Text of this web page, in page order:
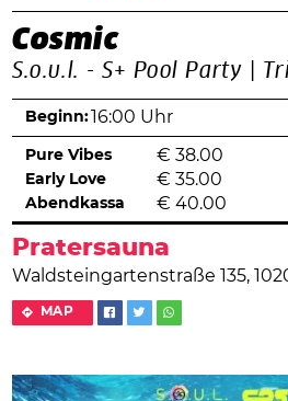
Cosmic
S.o.u.l. - S+ Pool Party |
Pratersauna
Waldsteingartenstraße 135,
MAP
Beginn: 16:00 Uhr
Pure Vibes € 38.00
Early Love € 35.00
Abendkassa € 40.00